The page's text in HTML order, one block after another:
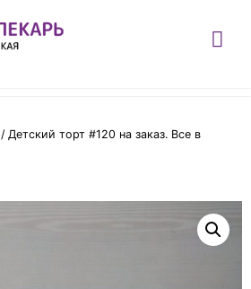
/ Детский торт #120 на заказ. Все в